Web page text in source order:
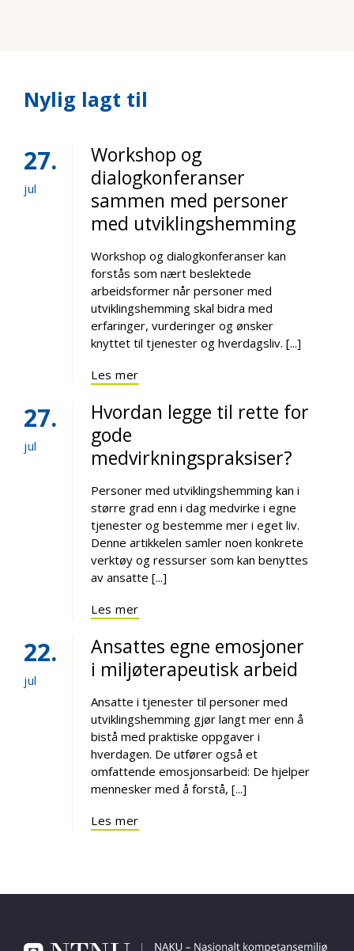
Nylig lagt til
27
jul
Workshop og
dialogkonferanser
sammen med personer
med utviklingshemming
Workshop og dialogkonferanser kan
forstås som nært beslektede
arbeidsformer når personer med
utviklingshemming skal bidra med
erfaringer, vurderinger og ønsker
knyttet til tjenester og hverdagsliv. [...]
Les mer
27
jul
Hvordan legge til rette for
gode
medvirkningspraksiser?
Personer med utviklingshemming kan i
større grad enn i dag medvirke i egne
tjenester og bestemme mer i eget liv.
Denne artikkelen samler noen konkrete
verktøy og ressurser som kan benyttes
av ansatte [...]
Les mer
22
jul
Ansattes egne emosjoner
i miljøterapeutisk arbeid
Ansatte i tjenester til personer med
utviklingshemming gjør langt mer enn å
bistå med praktiske oppgaver i
hverdagen. De utfører også et
omfattende emosjonsarbeid: De hjelper
mennesker med å forstå, [...]
Les mer